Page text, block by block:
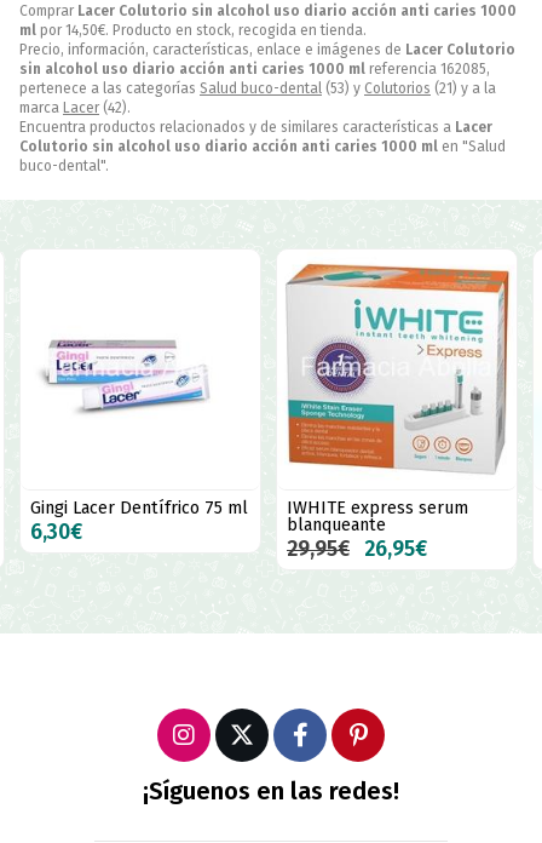
Comprar Lacer Colutorio sin alcohol uso diario acción anti caries 1000
ml por 14,50€. Producto en stock, recogida en tienda.
Precio, información, características, enlace e imágenes de Lacer Colutorio
sin alcohol uso diario acción anti caries 1000 ml referencia 162085,
pertenece a las categorías Salud buco-dental (53) y Colutorios (21) y a la
marca Lacer (42).
Encuentra productos relacionados y de similares características a Lacer
Colutorio sin alcohol uso diario acción anti caries 1000 ml en "Salud
buco-dental".
IWHITE express serum
blanqueante
29,95€ 26,95€
Lacer fresh colutorio 500 +
100 ml
8,75€
¡Síguenos en las redes!